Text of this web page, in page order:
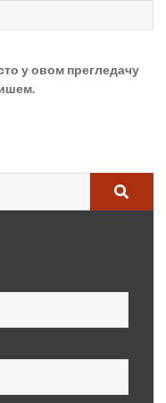
у овом прегледачу